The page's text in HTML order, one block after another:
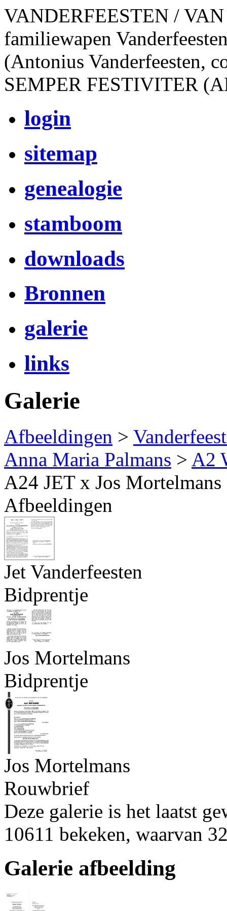
VANDERFEESTEN /
familiewapen
(Antonius Vanderfeesten,
SEMPER FESTIVITER
login
sitemap
genealogie
stamboom
downloads
Bronnen
galerie
links
Galerie
Afbeeldingen >
Anna Maria Palmans > A2
A24 JET x Jos Mortelmans
Afbeeldingen
Jet Vanderfeesten
Bidprentje
Jos Mortelmans
Bidprentje
Jos Mortelmans
Rouwbrief
Deze galerie is het laatst
10611 bekeken, waarvan
Galerie afbeelding